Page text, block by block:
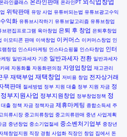
라인클래스 온라인PT
위탁판매 유망 사업 유튜버되는법 유튜브광고수익
익화 유튜브시작하기 유튜브알고리즘 유튜브창업
브편집프로그램 육아창업 은퇴 후 창업 은퇴후창업
이모티콘 판매 이색창업 이커머스 이커머스창업 인
램창업 인스타마케팅 인스타쇼핑몰 인스타창업 인터
팅 일반과세자 기준 일반과세자 전환 일반과세자
페 자동화툴 자동화편의점 자영업창업 재고관리
무 재택부업 재택창업 저비용 창업 전자상거래
책판매 절세방법 정부 지원 대출 정부 지원 자금 정
정부지원사업 정부지원창업 정부창업정책 정
출 정책 자금 정책자금 제휴마케팅 종합소득세 주
의류시장 중고의류창업 중고의류판매 중년 사업계획
금 중년창업 중소기업절세 중소벤처기업부 중장년
체창업지원 직장 경험 사업화 직장인 창업 집에서 돈